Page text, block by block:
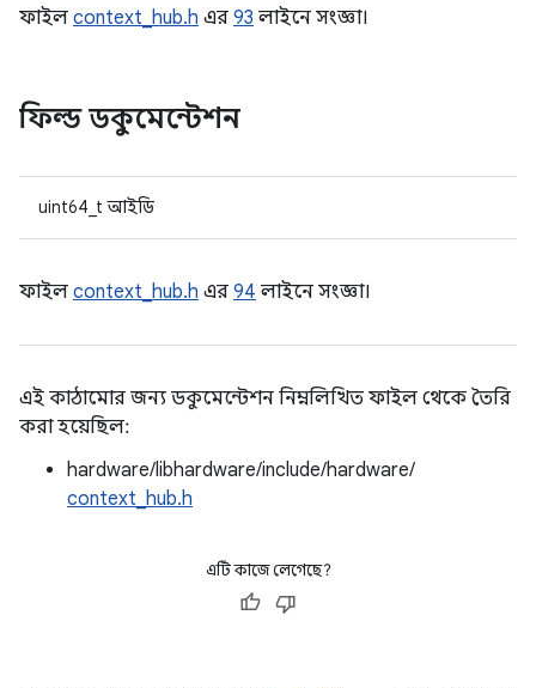
ফাইল context_hub.h এর 93 লাইনে সংজ্ঞা।
ফিল্ড ডকুমেন্টেশন
uint64_t আইডি
ফাইল context_hub.h এর 94 লাইনে সংজ্ঞা।
এই কাঠামোর জন্য ডকুমেন্টেশন নিম্নলিখিত ফাইল থেকে তৈরি
করা হয়েছিল:
hardware/libhardware/include/hardware/
context_hub.h
এটি কাজে লেগেছে?